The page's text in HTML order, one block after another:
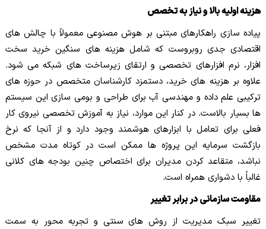
هزینه اولیه بالا و نیاز به تخصص
پیاده سازی راهکارهای مبتنی بر هوش مصنوعی معمولاً با چالش های
اقتصادی جدی روبروست که شامل هزینه های سنگین خرید سخت
افزار، نرم افزارهای تخصصی و ارتقای زیرساخت های شبکه می شود.
علاوه بر هزینه های خرید، دستمزد کارشناسان متخصص در حوزه های
ترکیبی علم داده و مهندسی آب برای طراحی و بومی سازی این سیستم
ها بسیار بالاست. در کنار این موارد، نیاز به آموزش تخصصی نیروی کار
فعلی برای تعامل با ابزارهای هوشمند وجود دارد و از آنجا که نرخ
بازگشت سرمایه این پروژه ها ممکن است در کوتاه مدت مشخص
نباشد، متقاعد کردن مدیران برای اختصاص چنین بودجه های کلانی
غالباً با دشواری همراه است.
مقاومت سازمانی در برابر تغییر
تغییر سبک مدیریت از روش های سنتی و تجربه محور به سمت